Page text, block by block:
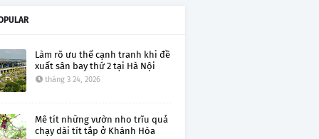
Làm rõ ưu thế cạnh tranh khi đề
xuất sân bay thứ 2 tại Hà Nội
tháng 3 24, 2026
Mê tít những vườn nho trĩu quả
chạy dài tít tắp ở Khánh Hòa